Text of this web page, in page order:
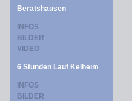
Beratshausen
INFOS
BILDER
VIDEO
6 Stunden Lauf Kelheim
INFOS
BILDER